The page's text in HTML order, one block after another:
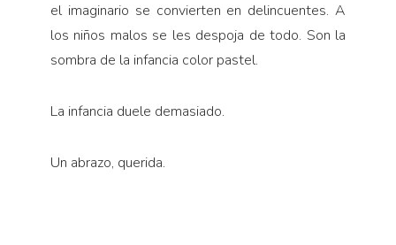
el imaginario se convierten en delin­cuentes. A
los niños malos se les despoja de todo. Son la
sombra de la infancia color pastel.
La infancia duele demasiado.
Un abrazo, querida.